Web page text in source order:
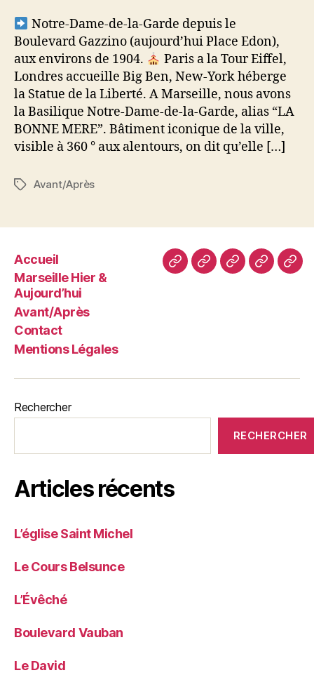
Notre-Dame-de-la-Garde depuis le
Boulevard Gazzino (aujourd’hui Place Edon),
aux environs de 1904.
Paris a la Tour Eiffel,
Londres accueille Big Ben, New-York héberge
la Statue de la Liberté. A Marseille, nous avons
la Basilique Notre-Dame-de-la-Garde, alias “LA
BONNE MERE”. Bâtiment iconique de la ville,
visible à 360 ° aux alentours, on dit qu’elle […]
Étiquettes
Avant/Après
Accueil
Marseille Hier &
Aujourd’hui
Avant/Après
Contact
Mentions Légales
AccueilMarseilleAvant/Après
Contact
Rechercher
RECHERCHER
Articles récents
L’église Saint Michel
Le Cours Belsunce
L’Évêché
Boulevard Vauban
Le David